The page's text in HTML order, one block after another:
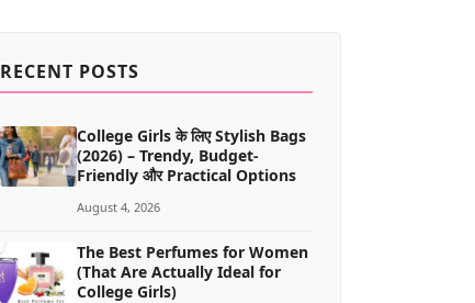
RECENT POSTS
College Girls के लिए Stylish Bags
(2026) – Trendy, Budget-
Friendly और Practical Options
August 4, 2026
The Best Perfumes for Women
(That Are Actually Ideal for
College Girls)